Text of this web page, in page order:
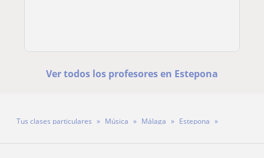
Ver todos los profesores en Estepona
Tus clases particulares Música Málaga
Estepona